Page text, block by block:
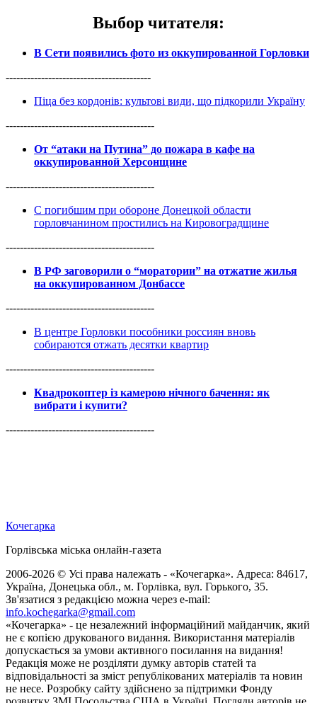
Выбор читателя:
В Сети появились фото из оккупированной Горловки
-----------------------------------------
Піца без кордонів: культові види, що підкорили Україну
------------------------------------------
От “атаки на Путина” до пожара в кафе на
оккупированной Херсонщине
------------------------------------------
С погибшим при обороне Донецкой области
горловчанином простились на Кировоградщине
------------------------------------------
В РФ заговорили о “моратории” на отжатие жилья
на оккупированном Донбассе
------------------------------------------
В центре Горловки пособники россиян вновь
собираются отжать десятки квартир
------------------------------------------
Квадрокоптер із камерою нічного бачення: як
вибрати і купити?
------------------------------------------
Кочегарка
Горлівська міська онлайн-газета
2006-2026 © Усі права належать - «Кочегарка». Адреса: 84617,
Україна, Донецька обл., м. Горлівка, вул. Горького, 35.
Зв'язатися з редакцією можна через e-mail:
info.kochegarka@gmail.com
«Кочегарка» - це незалежний інформаційний майданчик, який
не є копією друкованого видання. Використання матеріалів
допускається за умови активного посилання на видання!
Редакція може не розділяти думку авторів статей та
відповідальності за зміст републікованих матеріалів та новин
не несе. Розробку сайту здійснено за підтримки Фонду